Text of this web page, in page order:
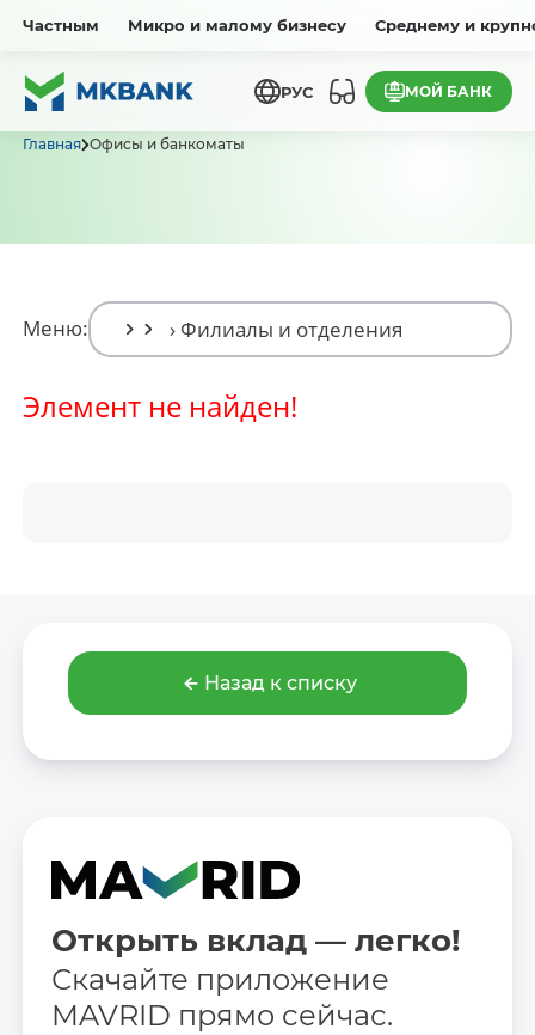
Частным Микро и малому бизнесу Среднему и
РУС МОЙ БАНК
Главная Офисы и банкоматы
Меню:
Элемент не найден!
Назад к списку
Открыть вклад — легко!
Скачайте приложение
MAVRID прямо сейчас.